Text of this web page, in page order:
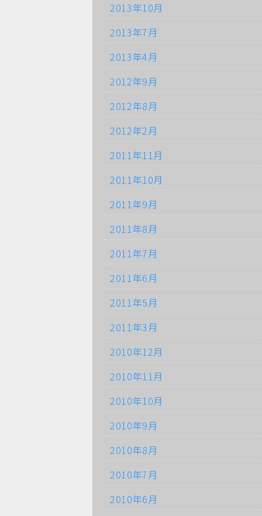
2013年10月
2013年7月
2013年4月
2012年9月
2012年8月
2012年2月
2011年11月
2011年10月
2011年9月
2011年8月
2011年7月
2011年6月
2011年5月
2011年3月
2010年12月
2010年11月
2010年10月
2010年9月
2010年8月
2010年7月
2010年6月